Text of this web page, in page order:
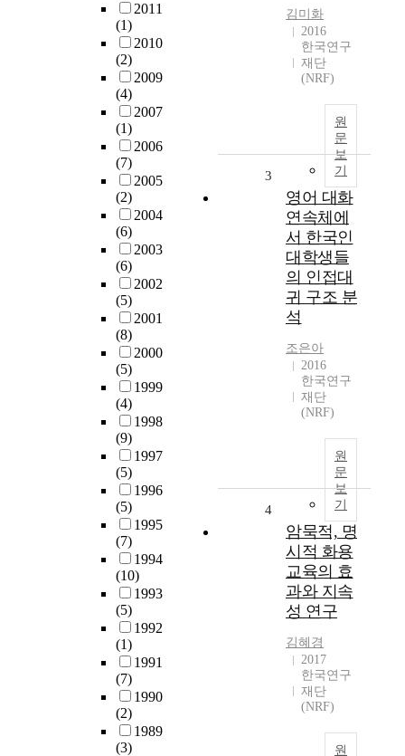
2011
(1)
2010
(2)
2009
(4)
2007
(1)
2006
(7)
2005
(2)
2004
(6)
2003
(6)
2002
(5)
2001
(8)
2000
(5)
1999
(4)
1998
(9)
1997
(5)
1996
(5)
1995
(7)
1994
(10)
1993
(5)
1992
(1)
1991
(7)
1990
(2)
1989
(3)
김미화
2016
한국연구
재단
(NRF)
원
문
보
기
3
영어 대화
연속체에
서 한국인
대학생들
의 인접대
귀 구조 분
석
조은아
2016
한국연구
재단
(NRF)
원
문
보
기
4
암묵적, 명
시적 화용
교육의 효
과와 지속
성 연구
김혜경
2017
한국연구
재단
(NRF)
원